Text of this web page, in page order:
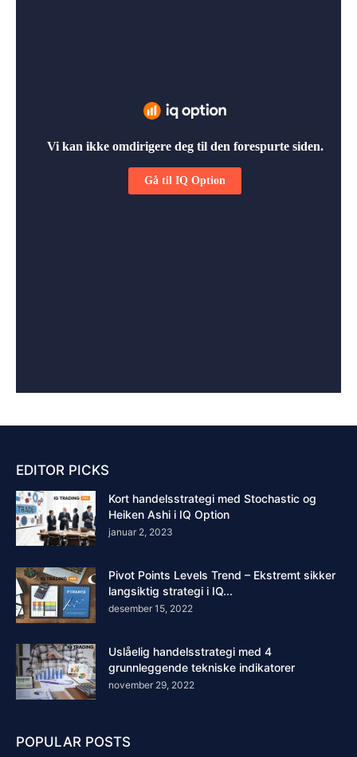
EDITOR PICKS
Kort handelsstrategi med Stochastic og
Heiken Ashi i IQ Option
januar 2, 2023
Pivot Points Levels Trend – Ekstremt sikker
langsiktig strategi i IQ...
desember 15, 2022
Uslåelig handelsstrategi med 4
grunnleggende tekniske indikatorer
november 29, 2022
POPULAR POSTS